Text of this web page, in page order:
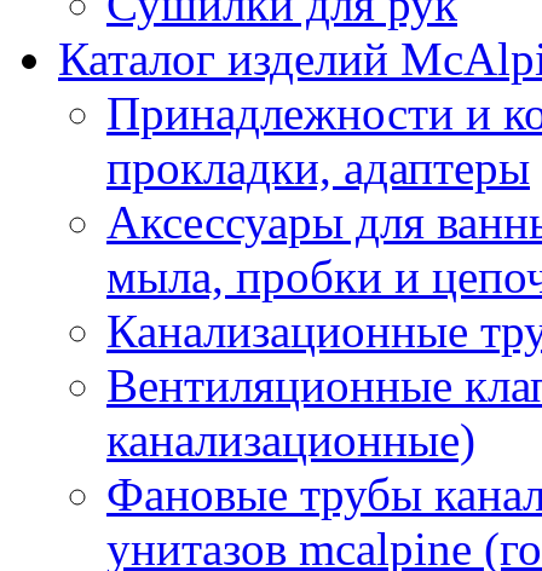
Каталог изделий
Принадлежности и
прокладки, адаптеры
Аксессуары для
мыла, пробки и
Канализационные
Вентиляционные
канализационные)
Фановые трубы
унитазов mcalpine